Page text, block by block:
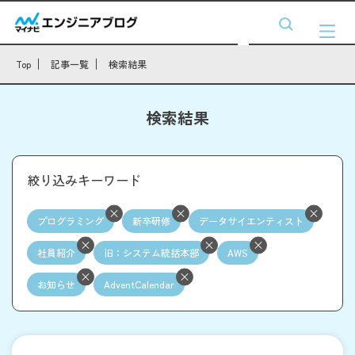
Top 記事一覧 検索結果
検索結果
絞り込みキーワード
プログラミング 新卒研修 データサイエンティスト
社員紹介 旧：システム統括本部 AWS
お知らせ AdventCalendar